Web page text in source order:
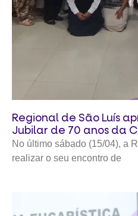
Regional de São Luís
Jubilar de 70 anos da
No último sábado (15/04), a
realizar o seu encontro de